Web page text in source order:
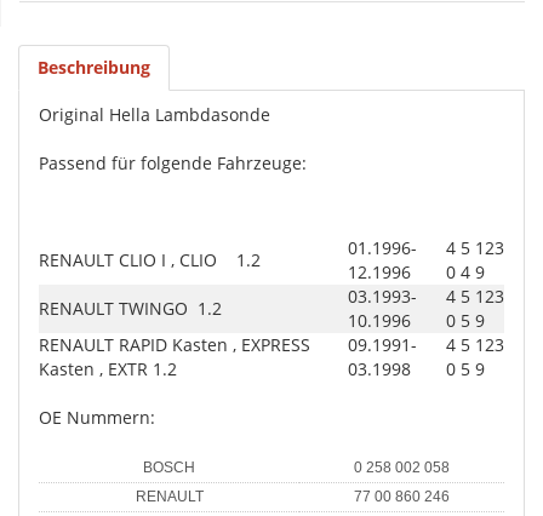
Beschreibung
Original Hella Lambdasonde
Passend für folgende Fahrzeuge:
RENAULT CLIO I , CLIO 1.2
01.1996-
12.1996
4
0
5
4
123
9
RENAULT TWINGO 1.2
03.1993-
10.1996
4
0
5
5
123
9
RENAULT RAPID Kasten , EXPRESS
Kasten , EXTR 1.2
09.1991-
03.1998
4
0
5
5
123
9
OE Nummern:
BOSCH
0 258 002 058
RENAULT
77 00 860 246